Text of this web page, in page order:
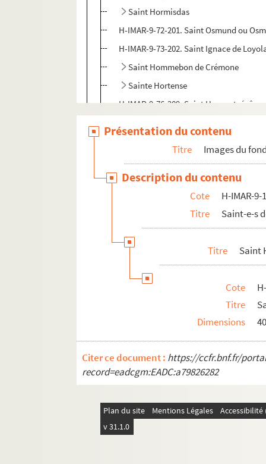
Saint Hormisdas
H-IMAR-9-72-201. Saint Osmund ou
H-IMAR-9-73-202. Saint Ignace de
Saint Hommebon de Crémone
Sainte Hortense
H-IMAR-9-76-209. Saint Honorat,
H-IMAR-9-77-213. Saint Honorat et
H-IMAR-9-77-214. Saint Honorat et
Saints Hubert
H-IMAR-9-99-267. Saint Hygin, pape et
H-IMAR-9-100-268 à H-IMAR-9-146-
H-IMAR-10-1-1 à H-IMAR-11-4-10.
H-IMAR-11-8-21 à H-IMAR-11-165-480.
H-IMAR-12-1-1 à H-IMAR-12-237-658.
Présentation du contenu
Titre Images du
Description du contenu
Cote
H-IMAR-9-
Titre
Saint-e-s
Titre Saint
Cote
Titre
Dimensions
Citer ce document : https://ccfr.bnf.fr/
record=eadcgm:EADC:a79826282
Plan du site Mentions Légales
v 31.1.0